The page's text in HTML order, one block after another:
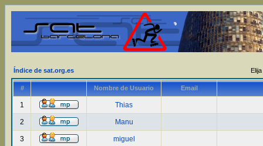
Índice de sat.org.es
# Nombre de Usuario Email
1 Thias
2 Manu
3 miguel